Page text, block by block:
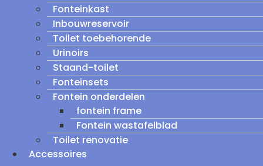
Fonteinkast
Inbouwreservoir
Toilet toebehorende
Urinoirs
Staand-toilet
Fonteinsets
Fontein onderdelen
fontein frame
Fontein wastafelblad
Toilet renovatie
Accessoires